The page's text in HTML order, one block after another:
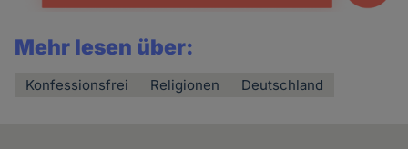
Mehr lesen über:
Konfessionsfrei Religionen Deutschland